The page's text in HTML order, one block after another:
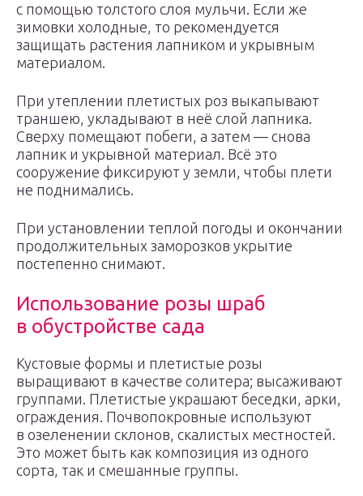
с помощью толстого слоя мульчи. Если же
зимовки холодные, то рекомендуется
защищать растения лапником и укрывным
материалом.
При утеплении плетистых роз выкапывают
траншею, укладывают в неё слой лапника.
Сверху помещают побеги, а затем — снова
лапник и укрывной материал. Всё это
сооружение фиксируют у земли, чтобы плети
не поднимались.
При установлении теплой погоды и окончании
продолжительных заморозков укрытие
постепенно снимают.
Использование розы шраб
в обустройстве сада
Кустовые формы и плетистые розы
выращивают в качестве солитера; высаживают
группами. Плетистые украшают беседки, арки,
ограждения. Почвопокровные используют
в озеленении склонов, скалистых местностей.
Это может быть как композиция из одного
сорта, так и смешанные группы.